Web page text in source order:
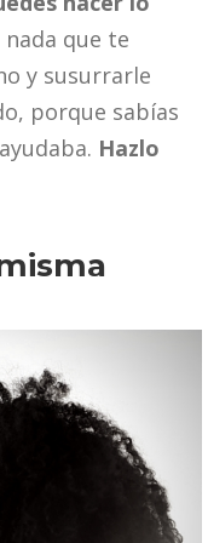
que te
y susurrarle
porque sabías
Hazlo